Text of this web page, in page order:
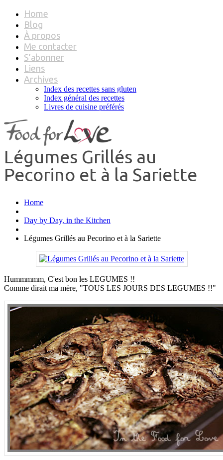
Home
Blog
À propos
Me contacter
S’abonner
Liens
Archives
Index des recettes sans gluten
Index général des recettes
Livres de cuisine préférés
Légumes Grillés au
Pecorino et à la Sariette
Home
Day by Day, in the Kitchen
Légumes Grillés au Pecorino et à la Sariette
Hummmmm, C'est bon les LEGUMES !!
Comme dirait ma mère, "TOUS LES JOURS DES LEGUMES !!"